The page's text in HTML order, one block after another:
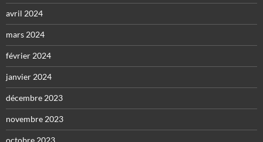
avril 2024
mars 2024
février 2024
janvier 2024
décembre 2023
novembre 2023
octobre 2023